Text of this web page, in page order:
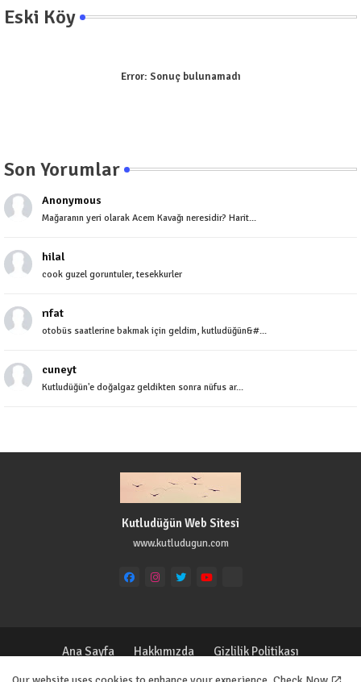
Eski Köy
Error: Sonuç bulunamadı
Son Yorumlar
Anonymous
Mağaranın yeri olarak Acem Kavağı neresidir? Harit...
hilal
cook guzel goruntuler, tesekkurler
rıfat
otobüs saatlerine bakmak için geldim, kutludüğün&#...
cuneyt
Kutludüğün'e doğalgaz geldikten sonra nüfus ar...
Kutludüğün Web Sitesi
www.kutludugun.com
Ana Sayfa Hakkımızda
Gizlilik Politikası
Çerez Politikası
İletişim